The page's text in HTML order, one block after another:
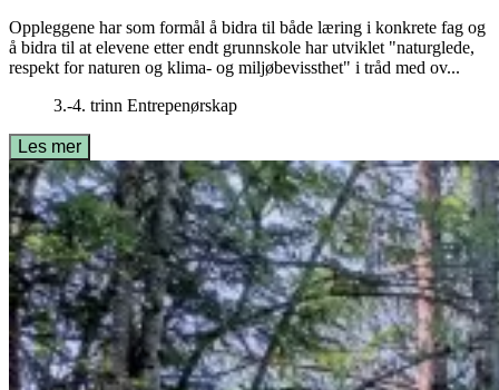
Oppleggene har som formål å bidra til både læring i konkrete fag og
å bidra til at elevene etter endt grunnskole har utviklet "naturglede,
respekt for naturen og klima- og miljøbevissthet" i tråd med ov...
3.-4. trinn Entrepenørskap
Les mer